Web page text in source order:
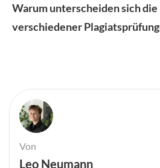
Warum unterscheiden sich die
verschiedener
Von
Leo Neumann